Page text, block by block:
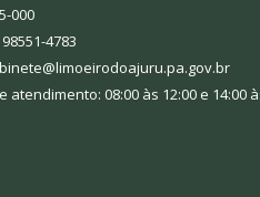
000
4783
atendimento: 08:00 às 12:00 e 14:00